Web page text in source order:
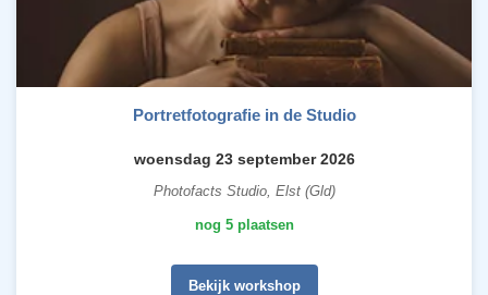
Portretfotografie in de Studio
woensdag 23 september 2026
Photofacts Studio, Elst (Gld)
nog 5 plaatsen
Bekijk workshop